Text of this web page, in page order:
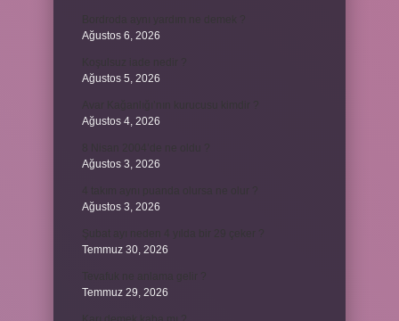
Ağustos 6, 2026
Ağustos 5, 2026
Ağustos 4, 2026
Ağustos 3, 2026
Ağustos 3, 2026
Temmuz 30, 2026
Temmuz 29, 2026